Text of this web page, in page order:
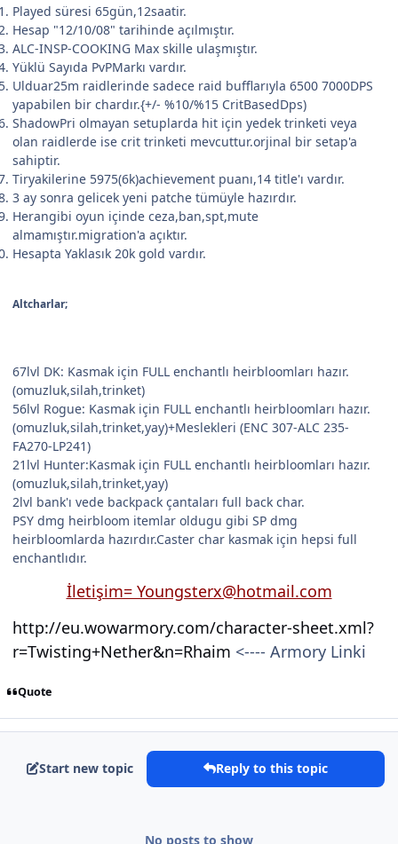
Played süresi 65gün,12saatir.
Hesap "12/10/08" tarihinde açılmıştır.
ALC-INSP-COOKING Max skille ulaşmıştır.
Yüklü Sayıda PvPMarkı vardır.
Ulduar25m raidlerinde sadece raid bufflarıyla 6500 7000DPS
yapabilen bir chardır.{+/- %10/%15 CritBasedDps)
ShadowPri olmayan setuplarda hit için yedek trinketi veya
olan raidlerde ise crit trinketi mevcuttur.orjinal bir setap'a
sahiptir.
Tiryakilerine 5975(6k)achievement puanı,14 title'ı vardır.
3 ay sonra gelicek yeni patche tümüyle hazırdır.
Herangibi oyun içinde ceza,ban,spt,mute
almamıştır.migration'a açıktır.
Hesapta Yaklasık 20k gold vardır.
Altcharlar;
67lvl DK: Kasmak için FULL enchantlı heirbloomları hazır.
(omuzluk,silah,trinket)
56lvl Rogue: Kasmak için FULL enchantlı heirbloomları hazır.
(omuzluk,silah,trinket,yay)+Meslekleri (ENC 307-ALC 235-
FA270-LP241)
21lvl Hunter:Kasmak için FULL enchantlı heirbloomları hazır.
(omuzluk,silah,trinket,yay)
2lvl bank'ı vede backpack çantaları full back char.
PSY dmg heirbloom itemlar oldugu gibi SP dmg
heirbloomlarda hazırdır.Caster char kasmak için hepsi full
enchantlıdır.
İletişim= Youngsterx@hotmail.com
http://eu.wowarmory.com/character-sheet.xml?
r=Twisting+Nether&n=Rhaim <---- Armory Linki
Quote
Start new topic Reply to this topic
No posts to show